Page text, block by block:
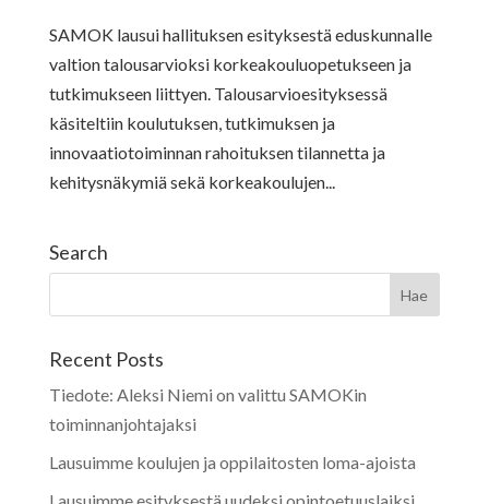
SAMOK lausui hallituksen esityksestä eduskunnalle
valtion talousarvioksi korkeakouluopetukseen ja
tutkimukseen liittyen. Talousarvioesityksessä
käsiteltiin koulutuksen, tutkimuksen ja
innovaatiotoiminnan rahoituksen tilannetta ja
kehitysnäkymiä sekä korkeakoulujen...
Search
Recent Posts
Tiedote: Aleksi Niemi on valittu SAMOKin
toiminnanjohtajaksi
Lausuimme koulujen ja oppilaitosten loma-ajoista